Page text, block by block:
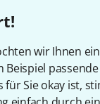
wir Ihnen
Beispiel
für Sie okay ist,
5%